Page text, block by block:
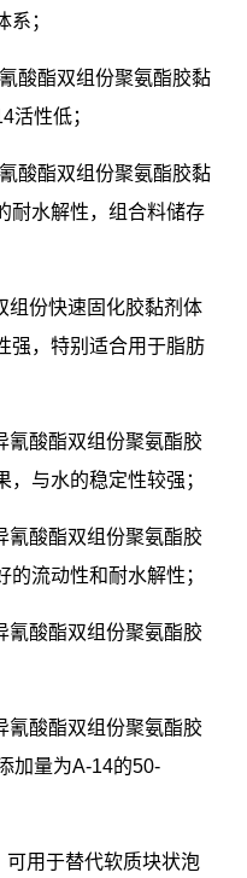
；
酸酯双组份聚氨酯胶黏
活性低；
酸酯双组份聚氨酯胶黏
耐水解性，组合料储存
组份快速固化胶黏剂体
强，特别适合用于脂肪
氰酸酯双组份聚氨酯胶
与水的稳定性较强；
氰酸酯双组份聚氨酯胶
流动性和耐水解性；
氰酸酯双组份聚氨酯胶
氰酸酯双组份聚氨酯胶
加量为A-14的50-
可用于替代软质块状泡